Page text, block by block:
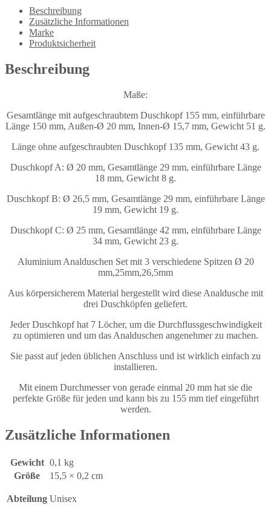
Beschreibung
Zusätzliche Informationen
Marke
Produktsicherheit
Beschreibung
Maße:
Gesamtlänge mit aufgeschraubtem Duschkopf 155 mm, einführbare
Länge 150 mm, Außen-Ø 20 mm, Innen-Ø 15,7 mm, Gewicht 51 g.
Länge ohne aufgeschraubten Duschkopf 135 mm, Gewicht 43 g.
Duschkopf A: Ø 20 mm, Gesamtlänge 29 mm, einführbare Länge
18 mm, Gewicht 8 g.
Duschkopf B: Ø 26,5 mm, Gesamtlänge 29 mm, einführbare Länge
19 mm, Gewicht 19 g.
Duschkopf C: Ø 25 mm, Gesamtlänge 42 mm, einführbare Länge
34 mm, Gewicht 23 g.
Aluminium Analduschen Set mit 3 verschiedene Spitzen Ø 20
mm,25mm,26,5mm
Aus körpersicherem Material hergestellt wird diese Analdusche mit
drei Duschköpfen geliefert.
Jeder Duschkopf hat 7 Löcher, um die Durchflussgeschwindigkeit
zu optimieren und um das Analduschen angenehmer zu machen.
Sie passt auf jeden üblichen Anschluss und ist wirklich einfach zu
installieren.
Mit einem Durchmesser von gerade einmal 20 mm hat sie die
perfekte Größe für jeden und kann bis zu 155 mm tief eingeführt
werden.
Zusätzliche Informationen
Gewicht 0,1 kg
Größe
15,5 × 0,2 cm
Abteilung Unisex